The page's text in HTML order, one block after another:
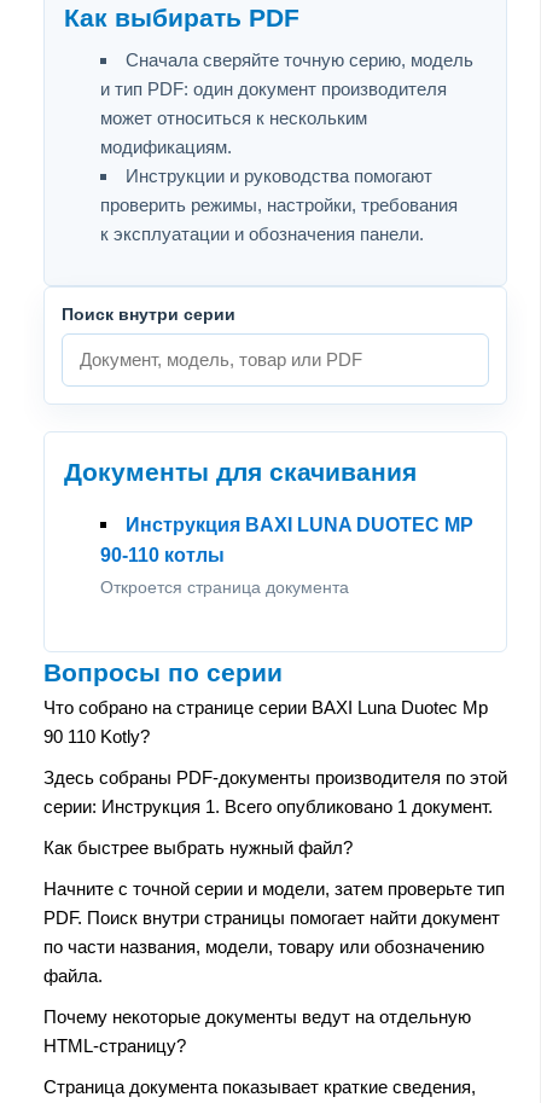
Как выбирать PDF
Сначала сверяйте точную серию, модель
и тип PDF: один документ производителя
может относиться к нескольким
модификациям.
Инструкции и руководства помогают
проверить режимы, настройки, требования
к эксплуатации и обозначения панели.
Поиск внутри серии
Документы для скачивания
Инструкция BAXI LUNA DUOTEC MP
90-110 котлы
Откроется страница документа
Вопросы по серии
Что собрано на странице серии BAXI Luna Duotec Mp
90 110 Kotly?
Здесь собраны PDF-документы производителя по этой
серии: Инструкция 1. Всего опубликовано 1 документ.
Как быстрее выбрать нужный файл?
Начните с точной серии и модели, затем проверьте тип
PDF. Поиск внутри страницы помогает найти документ
по части названия, модели, товару или обозначению
файла.
Почему некоторые документы ведут на отдельную
HTML-страницу?
Страница документа показывает краткие сведения,